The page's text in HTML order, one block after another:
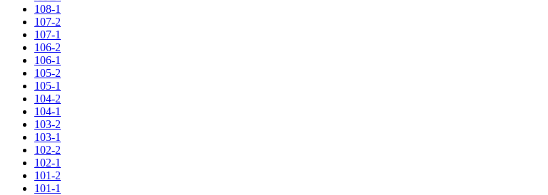
108-1
107-2
107-1
106-2
106-1
105-2
105-1
104-2
104-1
103-2
103-1
102-2
102-1
101-2
101-1